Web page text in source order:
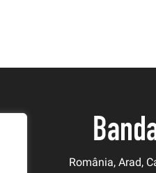
România, Arad,